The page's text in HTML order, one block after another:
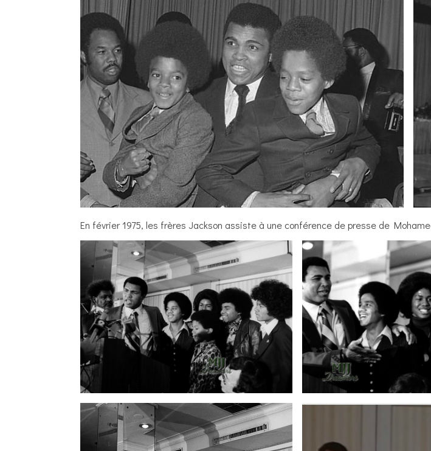
En février 1975, les frères Jackson assiste à une conférence de presse de